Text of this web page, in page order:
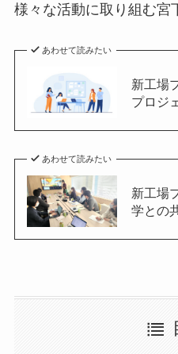
様々な活動に取り組む宮
あわせて読みたい
新工場
プロジ
あわせて読みたい
新工場
学との